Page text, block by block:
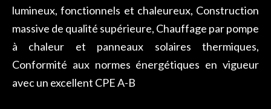
lumineux, fonctionnels et chaleureux, Construction
massive de qualité supérieure, Chauffage par pompe
à chaleur et panneaux solaires thermiques,
Conformité aux normes énergétiques en vigueur
avec un excellent CPE A-B